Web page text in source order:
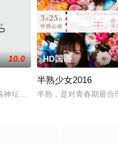
求自己的音乐梦想，并走出了
10.0
坛。被那微不足道的成就麻醉
HD国语
半熟少女2016
半熟，是对青春期最合